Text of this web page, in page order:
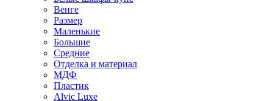
Венге
Размер
Маленькие
Большие
Средние
Отделка и материал
МДФ
Пластик
Alvic Luxe